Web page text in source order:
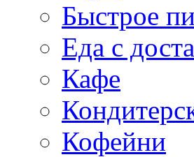
Быстрое
Еда с
Кафе
Кофейни